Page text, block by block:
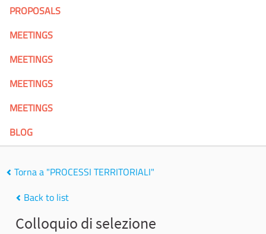
PROPOSALS
MEETINGS
MEETINGS
MEETINGS
MEETINGS
BLOG
Torna a "PROCESSI TERRITORIALI"
Back to list
Colloquio di selezione